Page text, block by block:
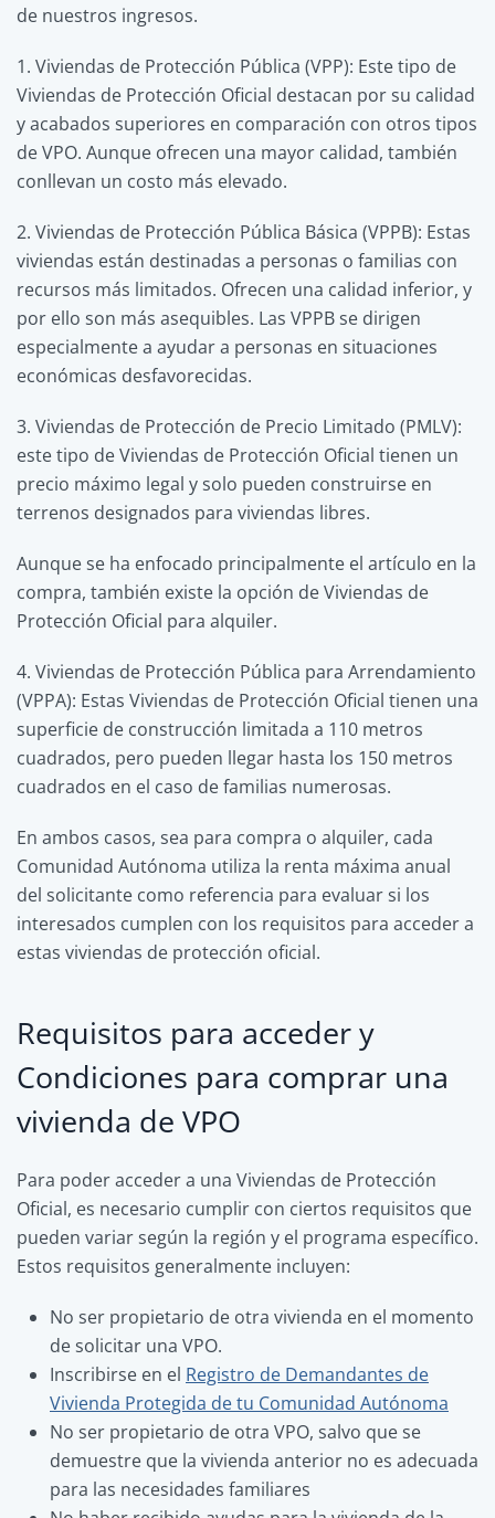
de nuestros ingresos.
1. Viviendas de Protección Pública (VPP): Este tipo de
Viviendas de Protección Oficial destacan por su calidad
y acabados superiores en comparación con otros tipos
de VPO. Aunque ofrecen una mayor calidad, también
conllevan un costo más elevado.
2. Viviendas de Protección Pública Básica (VPPB): Estas
viviendas están destinadas a personas o familias con
recursos más limitados. Ofrecen una calidad inferior, y
por ello son más asequibles. Las VPPB se dirigen
especialmente a ayudar a personas en situaciones
económicas desfavorecidas.
3. Viviendas de Protección de Precio Limitado (PMLV):
este tipo de Viviendas de Protección Oficial tienen un
precio máximo legal y solo pueden construirse en
terrenos designados para viviendas libres.
Aunque se ha enfocado principalmente el artículo en la
compra, también existe la opción de Viviendas de
Protección Oficial para alquiler.
4. Viviendas de Protección Pública para Arrendamiento
(VPPA): Estas Viviendas de Protección Oficial tienen una
superficie de construcción limitada a 110 metros
cuadrados, pero pueden llegar hasta los 150 metros
cuadrados en el caso de familias numerosas.
En ambos casos, sea para compra o alquiler, cada
Comunidad Autónoma utiliza la renta máxima anual
del solicitante como referencia para evaluar si los
interesados cumplen con los requisitos para acceder a
estas viviendas de protección oficial.
Requisitos para acceder y
Condiciones para comprar una
vivienda de VPO
Para poder acceder a una Viviendas de Protección
Oficial, es necesario cumplir con ciertos requisitos que
pueden variar según la región y el programa específico.
Estos requisitos generalmente incluyen:
No ser propietario de otra vivienda en el momento
de solicitar una VPO.
Inscribirse en el Registro de Demandantes de
Vivienda Protegida de tu Comunidad Autónoma
No ser propietario de otra VPO, salvo que se
demuestre que la vivienda anterior no es adecuada
para las necesidades familiares